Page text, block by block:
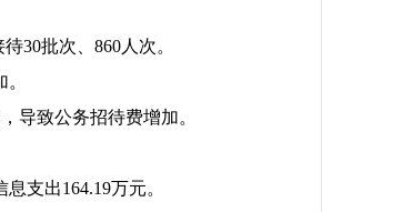
30批次、860人次。
导致公务招待费增加。
支出164.19万元。